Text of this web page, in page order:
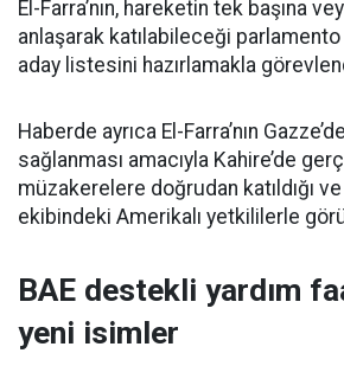
El-Farra’nın, hareketin tek başına
anlaşarak katılabileceği
aday listesini hazırlamakla
Haberde ayrıca El-Farra’nın
sağlanması amacıyla Kahire’de
müzakerelere doğrudan katıldığı
ekibindeki Amerikalı yetkililerle
BAE destekli yardım
yeni isimler